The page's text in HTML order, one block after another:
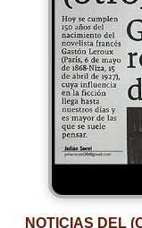
NOTICIAS DEL